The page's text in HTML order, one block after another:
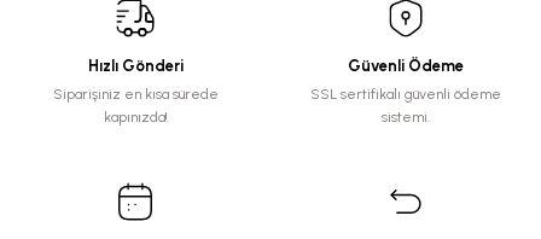
Hızlı Gönderi
Siparişiniz en kısa sürede
kapınızda!
Güvenli Ödeme
SSL sertifikalı güvenli ödeme
sistemi.